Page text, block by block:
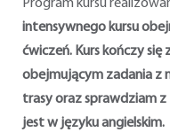
Program kursu
intensywnego kursu
ćwiczeń. Kurs kończy
obejmującym zadania z
trasy oraz sprawdziam z
jest w języku angielskim.